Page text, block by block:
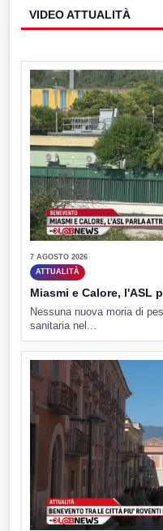
VIDEO ATTUALITÀ
7 AGOSTO 2026
ATTUALITÀ
Miasmi e Calore, l'ASL
Nessuna nuova moria di
sanitaria nel...